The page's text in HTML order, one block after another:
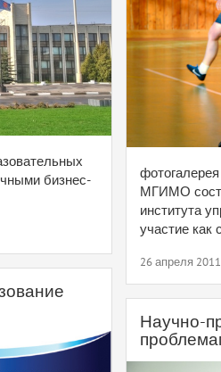
бизнес-
МГИМО
института
участие как
26 апреля
Научно-